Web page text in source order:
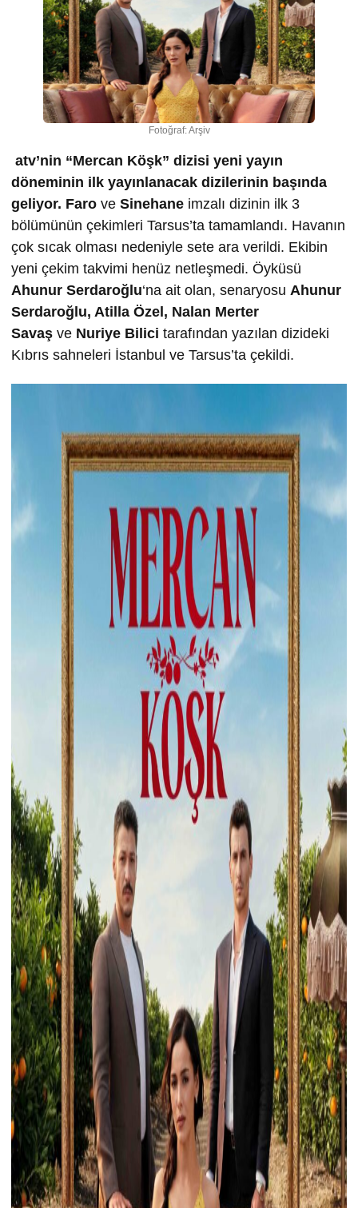
Fotoğraf: Arşiv
atv’nin “Mercan Köşk” dizisi yeni yayın
döneminin ilk yayınlanacak dizilerinin başında
geliyor. Faro ve Sinehane imzalı dizinin ilk 3
bölümünün çekimleri Tarsus’ta tamamlandı. Havanın
çok sıcak olması nedeniyle sete ara verildi. Ekibin
yeni çekim takvimi henüz netleşmedi. Öyküsü
Ahunur Serdaroğlu‘na ait olan, senaryosu Ahunur
Serdaroğlu, Atilla Özel, Nalan Merter
Savaş ve Nuriye Bilici tarafından yazılan dizideki
Kıbrıs sahneleri İstanbul ve Tarsus’ta çekildi.